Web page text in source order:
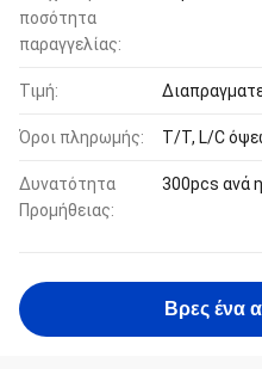
ποσότητα
παραγγελίας:
Τιμή:
Όροι πληρωμής: T/T, L/C
Δυνατότητα
Προμήθειας:
300pcs ανά
Βρες ένα